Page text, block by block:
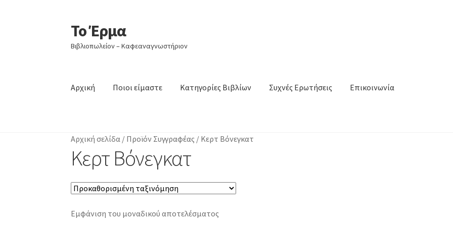
Απευθείας
μετάβαση
στην
Μετάβαση
σε
περιεχόμενο
Το Έρμα
Βιβλιοπωλείον – Καφεαναγνωστήριον
Αρχική Ποιοι είμαστε Κατηγορίες Βιβλίων Συχνές Ερωτήσεις Επικοινωνία
Αρχική σελίδα / Προϊόν Συγγραφέας / Κερτ Βόνεγκατ
Κερτ Βόνεγκατ
Εμφάνιση του μοναδικού αποτελέσματος